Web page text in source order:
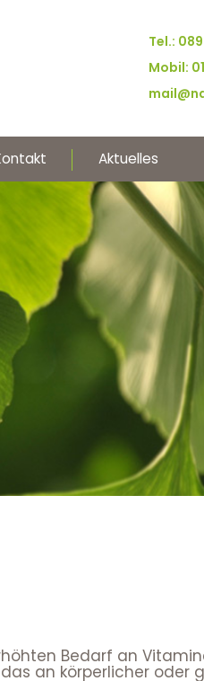
Tel.:
Mobil:
Aktuelles
Bedarf an
an körperlicher oder